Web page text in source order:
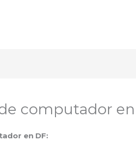
computador
en DF: